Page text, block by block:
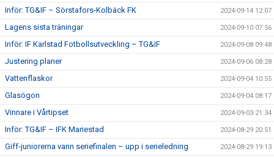
Inför: TG&IF – Sörstafors-Kolbäck FK 2024-09-14 12:07
Lagens sista träningar 2024-09-10 07:56
Inför: IF Karlstad Fotbollsutveckling – TG&IF 2024-09-08 09:48
Justering planer 2024-09-06 08:28
Vattenflaskor 2024-09-04 10:55
Glasögon 2024-09-04 08:17
Vinnare i Vårtipset 2024-09-03 21:34
Inför: TG&IF – IFK Mariestad 2024-08-29 20:51
Giff-juniorerna vann seriefinalen – upp i serieledning 2024-08-29 19:13